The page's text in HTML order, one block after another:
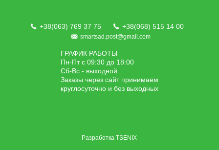
+38(063) 769 37 75 +38(068) 515 14 00
smartsad.post@gmail.com
ГРАФИК РАБОТЫ
Пн-Пт с 09:30 до 18:00
Сб-Вс - выходной
Заказы через сайт принимаем
круглосуточно и без выходных
РазработкаTSENIX